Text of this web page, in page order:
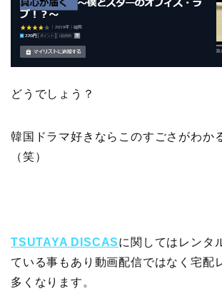
どうでしょう？
韓国ドラマ好きならこのすごさがわか
（笑）
TSUTAYA DISCASに関してはレンタ
ている事もあり動画配信ではなく宅配
多くなります。